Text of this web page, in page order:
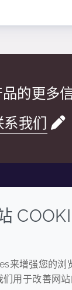
的更多
系我们
Youku Zhihu
条款
隐私
来增强您的浏
用于改善网站